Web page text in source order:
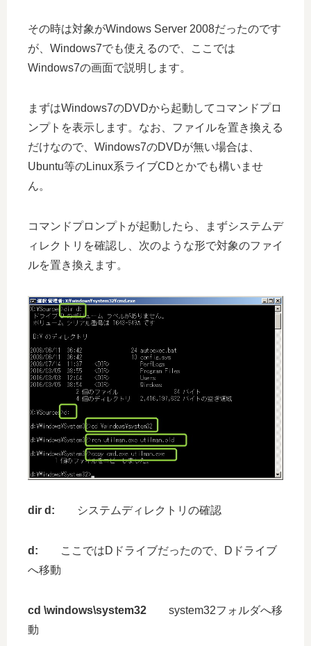
その時は対象がWindows Server 2008だったのです
が、Windows7でも使えるので、ここでは
Windows7の画面で説明します。
まずはWindows7のDVDから起動してコマンドプロ
ンプトを表示します。なお、ファイルを置き換える
だけなので、Windows7のDVDが無い場合は、
Ubuntu等のLinux系ライブCDとかでも構いませ
ん。
コマンドプロンプトが起動したら、まずシステムデ
ィレクトリを確認し、次のような形で対象のファイ
ルを置き換えます。
dir d: システムディレクトリの確認
d: ここではDドライブだったので、Dドライブ
へ移動
cd \windows\system32 system32フォルダへ移
動